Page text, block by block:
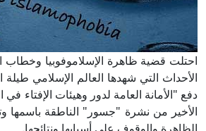
قضية ظاهرة الإسلاموفوبيا وخطاب
التي شهدها العالم الإسلامي طيلة
"الأمانة العامة لدور وهيئات الإفتاء في
من نشرة "جسور" الناطقة باسمها